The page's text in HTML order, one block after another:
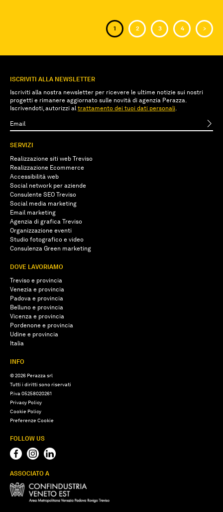
1 2 3 4 >
ISCRIVITI ALLA NEWSLETTER
Iscriviti alla nostra newsletter per ricevere le ultime notizie sui nostri
progetti e rimanere aggiornato sulle novità di agenzia Perazza.
Iscrivendoti, autorizzi al trattamento dei tuoi dati personali.
SERVIZI
Realizzazione siti web Treviso
Realizzazione Ecommerce
Accessibilità web
Social network per aziende
Consulente SEO Treviso
Social media marketing
Email marketing
Agenzia di grafica Treviso
Organizzazione eventi
Studio fotografico e video
Consulenza Green marketing
DOVE LAVORIAMO
Treviso e provincia
Venezia e provincia
Padova e provincia
Belluno e provincia
Vicenza e provincia
Pordenone e provincia
Udine e provincia
Italia
INFO
© 2026 Perazza srl
Tutti i diritti sono riservati
P.iva 05258020261
Privacy Policy
Cookie Policy
Preferenze Cookie
FOLLOW US
ASSOCIATO A